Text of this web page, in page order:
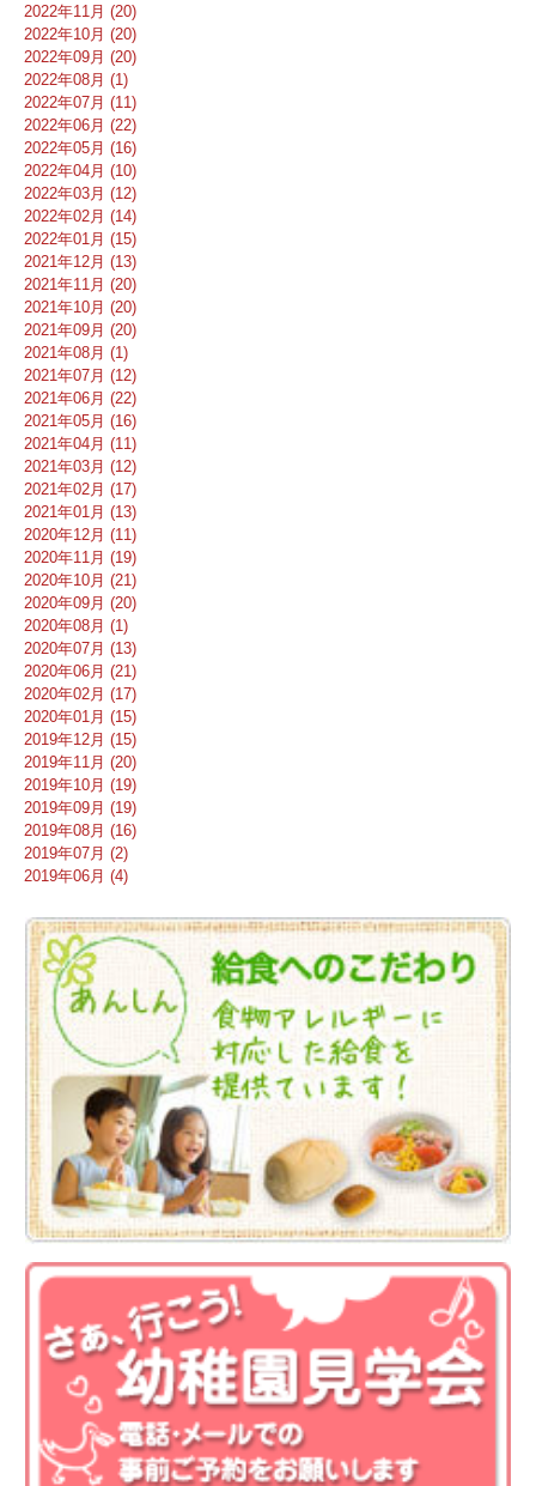
2022年11月 (20)
2022年10月 (20)
2022年09月 (20)
2022年08月 (1)
2022年07月 (11)
2022年06月 (22)
2022年05月 (16)
2022年04月 (10)
2022年03月 (12)
2022年02月 (14)
2022年01月 (15)
2021年12月 (13)
2021年11月 (20)
2021年10月 (20)
2021年09月 (20)
2021年08月 (1)
2021年07月 (12)
2021年06月 (22)
2021年05月 (16)
2021年04月 (11)
2021年03月 (12)
2021年02月 (17)
2021年01月 (13)
2020年12月 (11)
2020年11月 (19)
2020年10月 (21)
2020年09月 (20)
2020年08月 (1)
2020年07月 (13)
2020年06月 (21)
2020年02月 (17)
2020年01月 (15)
2019年12月 (15)
2019年11月 (20)
2019年10月 (19)
2019年09月 (19)
2019年08月 (16)
2019年07月 (2)
2019年06月 (4)